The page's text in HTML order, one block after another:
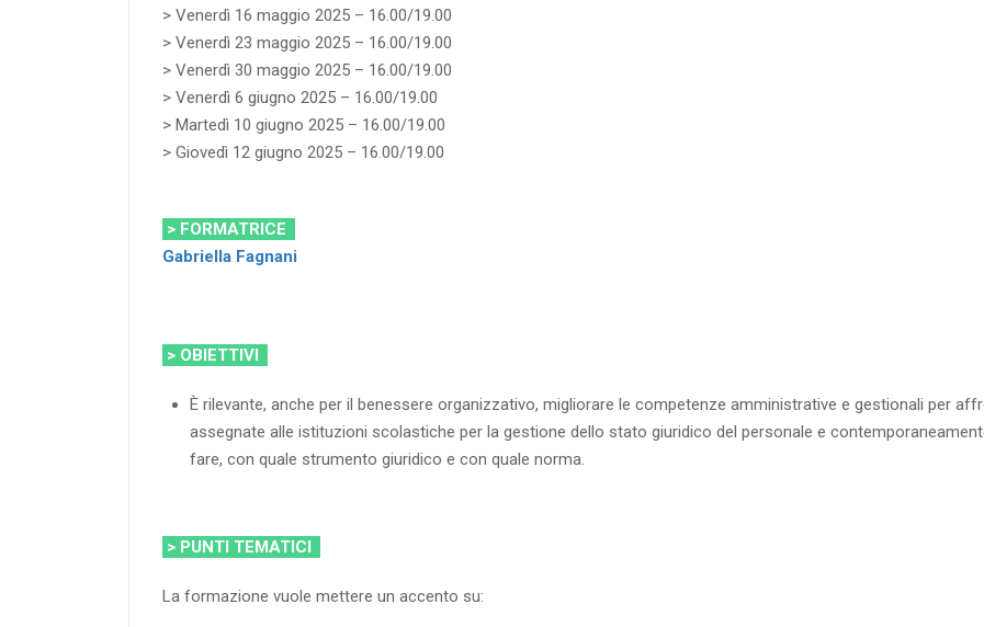
> Venerdì 16 maggio 2025 – 16.00/19.00
> Venerdì 23 maggio 2025 – 16.00/19.00
> Venerdì 30 maggio 2025 – 16.00/19.00
> Venerdì 6 giugno 2025 – 16.00/19.00
> Martedì 10 giugno 2025 – 16.00/19.00
> Giovedì 12 giugno 2025 – 16.00/19.00
> FORMATRICE
Gabriella Fagnani
> OBIETTIVI
È rilevante, anche per il benessere organizzativo, migliorare le competenze amministrative e gestionali per
assegnate alle istituzioni scolastiche per la gestione dello stato giuridico del personale e
fare, con quale strumento giuridico e con quale norma.
> PUNTI TEMATICI
La formazione vuole mettere un accento su: